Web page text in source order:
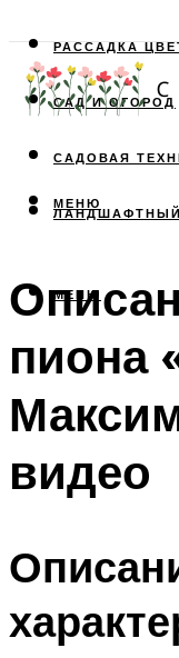
РАССАДКА
САД И ОГОРОД
САДОВАЯ
МЕНЮ
МЕНЮ
пиона
видео